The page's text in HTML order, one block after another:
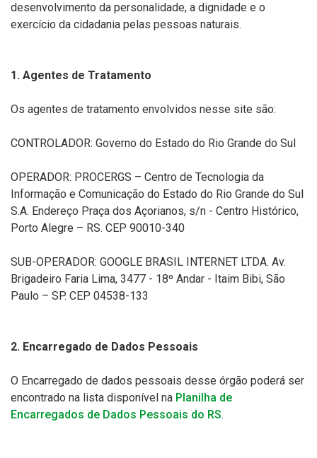
desenvolvimento da personalidade, a dignidade e o
exercício da cidadania pelas pessoas naturais.
1. Agentes de Tratamento
Os agentes de tratamento envolvidos nesse site são:
CONTROLADOR: Governo do Estado do Rio Grande do Sul
OPERADOR: PROCERGS – Centro de Tecnologia da
Informação e Comunicação do Estado do Rio Grande do Sul
S.A. Endereço Praça dos Açorianos, s/n - Centro Histórico,
Porto Alegre – RS. CEP 90010-340
SUB-OPERADOR: GOOGLE BRASIL INTERNET LTDA. Av.
Brigadeiro Faria Lima, 3477 - 18º Andar - Itaim Bibi, São
Paulo – SP. CEP 04538-133
2. Encarregado de Dados Pessoais
O Encarregado de dados pessoais desse órgão poderá ser
encontrado na lista disponível na Planilha de
Encarregados de Dados Pessoais do RS.